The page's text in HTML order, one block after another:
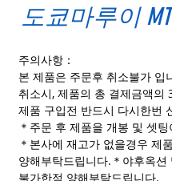
도쿄마루이
주의사항：
본 제품은 주문후 취소불가 입
취소시, 제품의 총 결제금액의
제품 구입전 반드시 다시한번
＊주문 후 제품을 개봉 및 셋
＊본사에 재고가 없을경우 제
양해부탁드립니다.＊야후옥
불가한점 양해부탁드립니다.